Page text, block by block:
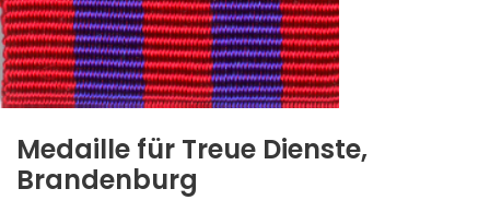
Medaille für Treue Dienste,
Brandenburg